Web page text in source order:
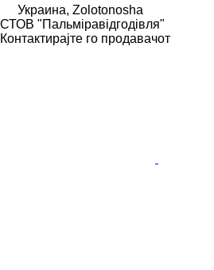
Украина, Zolotonosha
СТОВ "Пальміравідгодівля"
Контактирајте го продавачот